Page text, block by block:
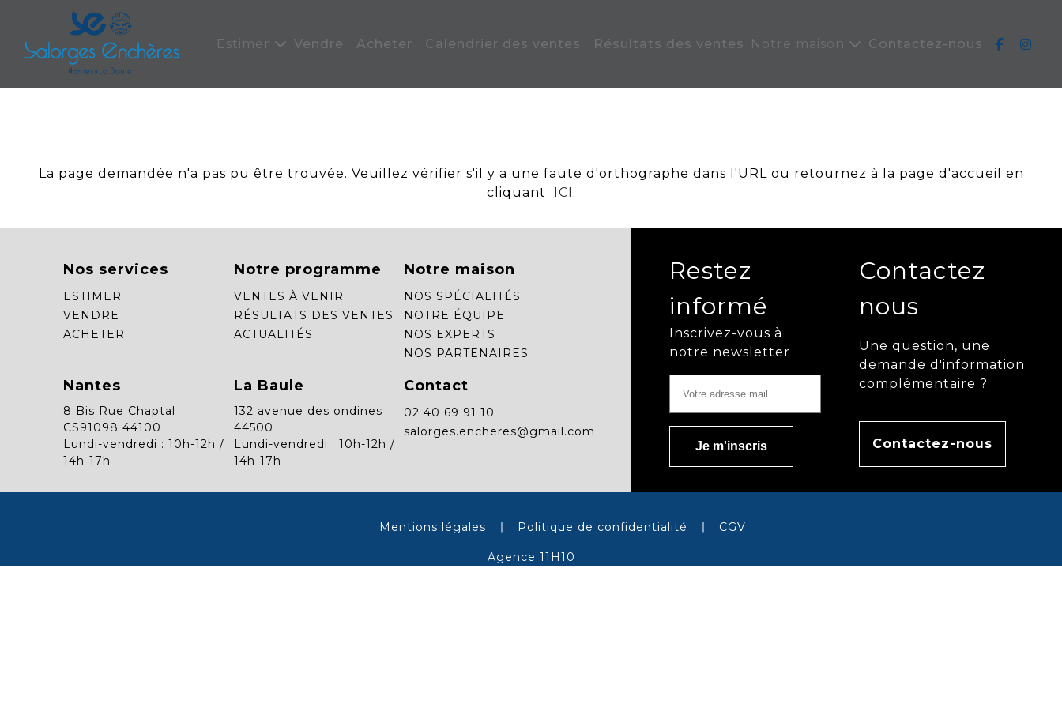
Estimer Vendre Acheter Calendrier des ventes Résultats des ventes Notre maison Contactez-nous
La page demandée n'a pas pu être trouvée. Veuillez vérifier s'il y a une faute d'orthographe dans l'URL ou retournez à la page d'accueil en
cliquant
ICI .
Nos services
ESTIMER
VENDRE
ACHETER
Notre programme
VENTES À VENIR
RÉSULTATS DES VENTES
ACTUALITÉS
Notre maison
NOS SPÉCIALITÉS
NOTRE ÉQUIPE
NOS EXPERTS
NOS PARTENAIRES
Nantes
8 Bis Rue Chaptal
CS91098 44100
Lundi-vendredi : 10h-12h /
14h-17h
La Baule
132 avenue des ondines
44500
Lundi-vendredi : 10h-12h /
14h-17h
Contact
02 40 69 91 10
salorges.encheres@gmail.com
Restez
informé
Inscrivez-vous à
notre newsletter
Contactez
nous
Une question, une
demande d'information
complémentaire ?
Contactez-nous
Mentions légales Politique de confidentialité CGV
Agence 11H10
Panneau de gestion des cookies